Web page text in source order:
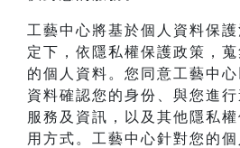
工藝中心將基於個人資料保
定下，依隱私權保護政策，
的個人資料。您同意工藝中
資料確認您的身份、與您進
服務及資訊，以及其他隱私
用方式。工藝中心針對您的